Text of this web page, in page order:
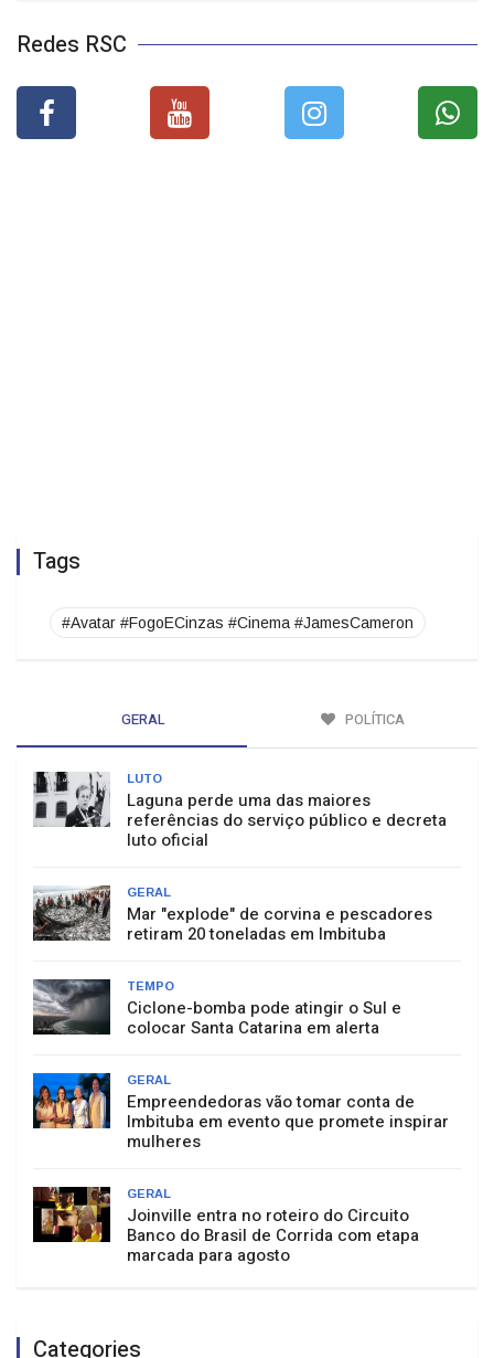
Redes RSC
Tags
#Avatar #FogoECinzas #Cinema #JamesCameron
GERAL POLÍTICA
LUTO
Laguna perde uma das maiores
referências do serviço público e decreta
luto oficial
GERAL
Mar "explode" de corvina e pescadores
retiram 20 toneladas em Imbituba
TEMPO
Ciclone-bomba pode atingir o Sul e
colocar Santa Catarina em alerta
GERAL
Empreendedoras vão tomar conta de
Imbituba em evento que promete inspirar
mulheres
GERAL
Joinville entra no roteiro do Circuito
Banco do Brasil de Corrida com etapa
marcada para agosto
Categories